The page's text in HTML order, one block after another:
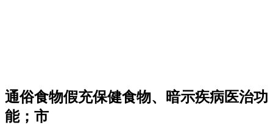
通俗食物假充保健食物、暗示疾病医治功
能；市